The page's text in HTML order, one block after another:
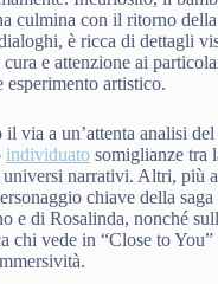
culmina con il ritorno
è ricca di dettagli
cura e attenzione ai
artistico.
via a un’attenta analisi
individuato somiglianze tra
narrativi. Altri, più
chiave della
e di Rosalinda, nonché
chi vede in “Close to